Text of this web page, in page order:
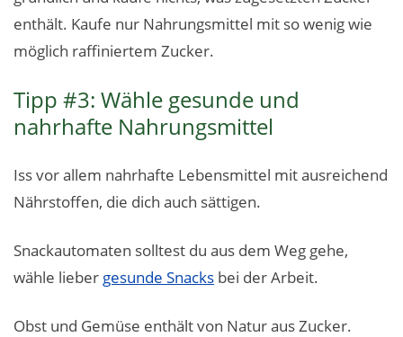
enthält. Kaufe nur Nahrungsmittel mit so wenig wie
möglich raffiniertem Zucker.
Tipp #3: Wähle gesunde und
nahrhafte Nahrungsmittel
Iss vor allem nahrhafte Lebensmittel mit ausreichend
Nährstoffen, die dich auch sättigen.
Snackautomaten solltest du aus dem Weg gehe,
wähle lieber gesunde Snacks bei der Arbeit.
Obst und Gemüse enthält von Natur aus Zucker.